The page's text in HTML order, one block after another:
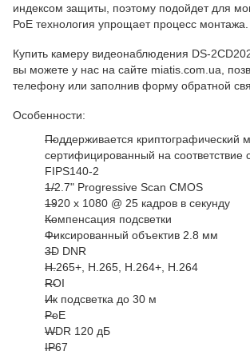
индексом защиты, поэтому подойдет для
РоЕ технология упрощает процесс монтажа.
Купить камеру видеонаблюдения DS-
вы можете у нас на сайте miatis.com.ua,
телефону или заполнив форму обратной
Особенности:
Поддерживается криптографический
сертифицированный на соответствие
FIPS140-2
1/2.7" Progressive Scan CMOS
1920 х 1080 @ 25 кадров в секунду
Компенсация подсветки
Фиксированный объектив 2.8 мм
3D DNR
H.265+, H.265, H.264+, H.264
ROI
Ик подсветка до 30 м
PoE
WDR 120 дБ
IP67